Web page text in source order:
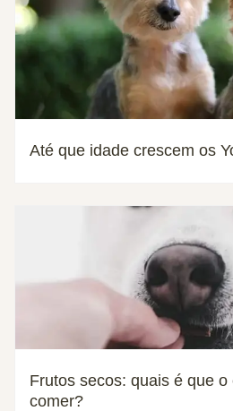
Até que idade crescem os
Frutos secos: quais é que
comer?